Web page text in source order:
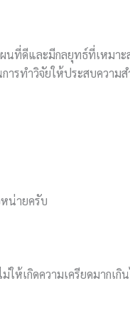
นที่ดีและมีกลยุทธ์ที่เหมาะ
รทำวิจัยให้ประสบความ
หน่ายครับ
ห้เกิดความเครียดมากเกิ